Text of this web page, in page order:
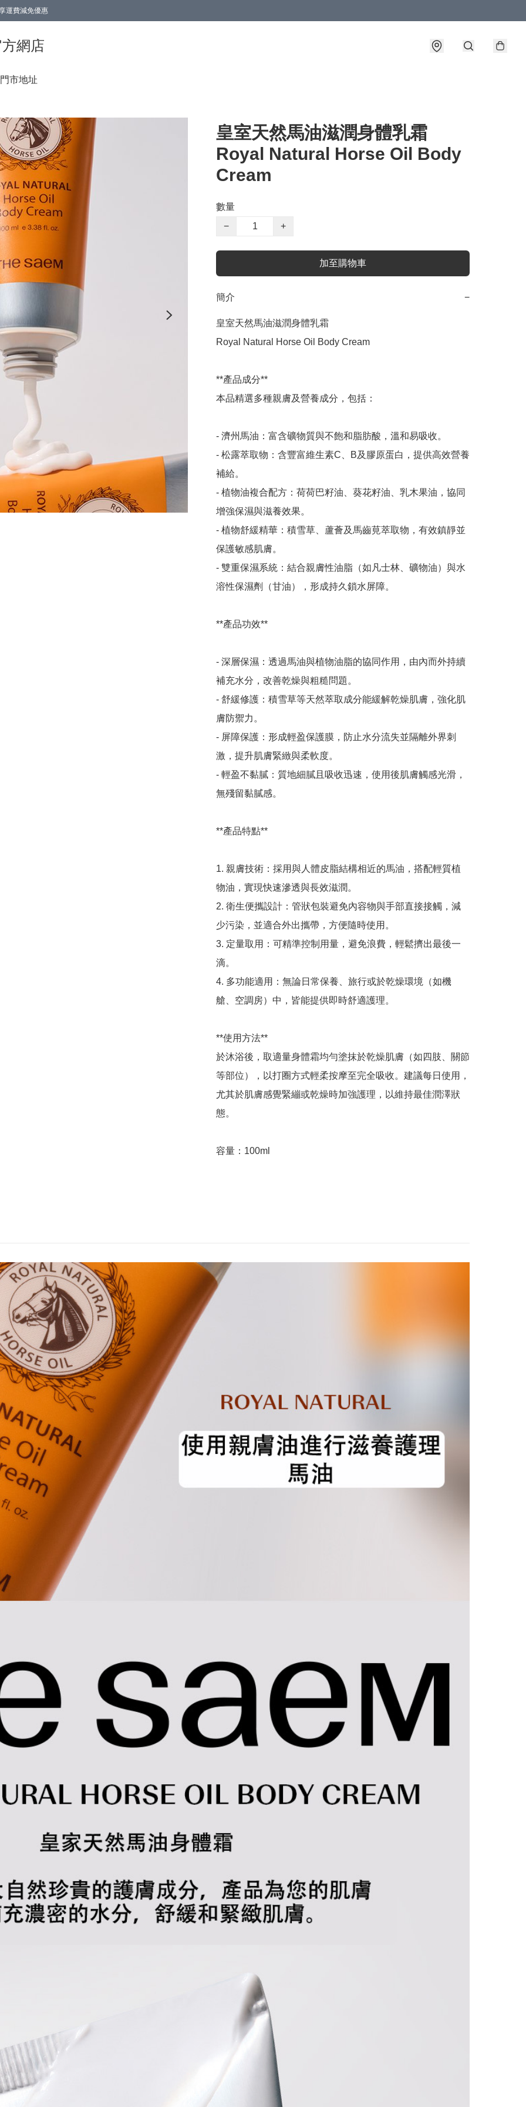
運費減免優惠
網店
門市地址
皇室天然馬油滋潤身體乳霜
Royal Natural Horse Oil Body
Cream
數量
−
+
加至購物車
簡介 −
皇室天然馬油滋潤身體乳霜
Royal Natural Horse Oil Body Cream
**產品成分**
本品精選多種親膚及營養成分，包括：
- 濟州馬油：富含礦物質與不飽和脂肪酸，溫和易吸收。
- 松露萃取物：含豐富維生素C、B及膠原蛋白，提供高效營養
補給。
- 植物油複合配方：荷荷巴籽油、葵花籽油、乳木果油，協同
增強保濕與滋養效果。
- 植物舒緩精華：積雪草、蘆薈及馬齒莧萃取物，有效鎮靜並
保護敏感肌膚。
- 雙重保濕系統：結合親膚性油脂（如凡士林、礦物油）與水
溶性保濕劑（甘油），形成持久鎖水屏障。
**產品功效**
- 深層保濕：透過馬油與植物油脂的協同作用，由內而外持續
補充水分，改善乾燥與粗糙問題。
- 舒緩修護：積雪草等天然萃取成分能緩解乾燥肌膚，強化肌
膚防禦力。
- 屏障保護：形成輕盈保護膜，防止水分流失並隔離外界刺
激，提升肌膚緊緻與柔軟度。
- 輕盈不黏膩：質地細膩且吸收迅速，使用後肌膚觸感光滑，
無殘留黏膩感。
**產品特點**
1. 親膚技術：採用與人體皮脂結構相近的馬油，搭配輕質植
物油，實現快速滲透與長效滋潤。
2. 衛生便攜設計：管狀包裝避免內容物與手部直接接觸，減
少污染，並適合外出攜帶，方便隨時使用。
3. 定量取用：可精準控制用量，避免浪費，輕鬆擠出最後一
滴。
4. 多功能適用：無論日常保養、旅行或於乾燥環境（如機
艙、空調房）中，皆能提供即時舒適護理。
**使用方法**
於沐浴後，取適量身體霜均勻塗抹於乾燥肌膚（如四肢、關節
等部位），以打圈方式輕柔按摩至完全吸收。建議每日使用，
尤其於肌膚感覺緊繃或乾燥時加強護理，以維持最佳潤澤狀
態。
容量：100ml